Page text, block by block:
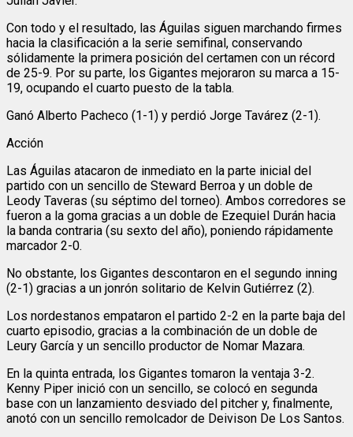
Con todo y el resultado, las Águilas siguen marchando firmes
hacia la clasificación a la serie semifinal, conservando
sólidamente la primera posición del certamen con un récord
de 25-9. Por su parte, los Gigantes mejoraron su marca a 15-
19, ocupando el cuarto puesto de la tabla.
Ganó Alberto Pacheco (1-1) y perdió Jorge Tavárez (2-1).
Acción
Las Águilas atacaron de inmediato en la parte inicial del
partido con un sencillo de Steward Berroa y un doble de
Leody Taveras (su séptimo del torneo). Ambos corredores se
fueron a la goma gracias a un doble de Ezequiel Durán hacia
la banda contraria (su sexto del año), poniendo rápidamente
marcador 2-0.
​No obstante, los Gigantes descontaron en el segundo inning
(2-1) gracias a un jonrón solitario de Kelvin Gutiérrez (2).
Los nordestanos empataron el partido 2-2 en la parte baja del
cuarto episodio, gracias a la combinación de un doble de
Leury García y un sencillo productor de Nomar Mazara.
​En la quinta entrada, los Gigantes tomaron la ventaja 3-2.
Kenny Piper inició con un sencillo, se colocó en segunda
base con un lanzamiento desviado del pitcher y, finalmente,
anotó con un sencillo remolcador de Deivison De Los Santos.